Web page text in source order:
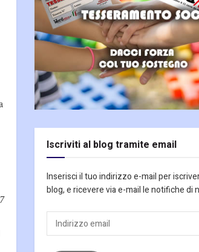
Iscriviti al blog tramite email
Inserisci il tuo indirizzo e-mail per
blog, e ricevere via e-mail le notifiche di
Indirizzo
email